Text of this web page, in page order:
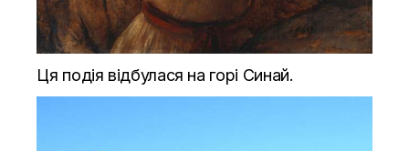
Ця подія відбулася на горі Синай.